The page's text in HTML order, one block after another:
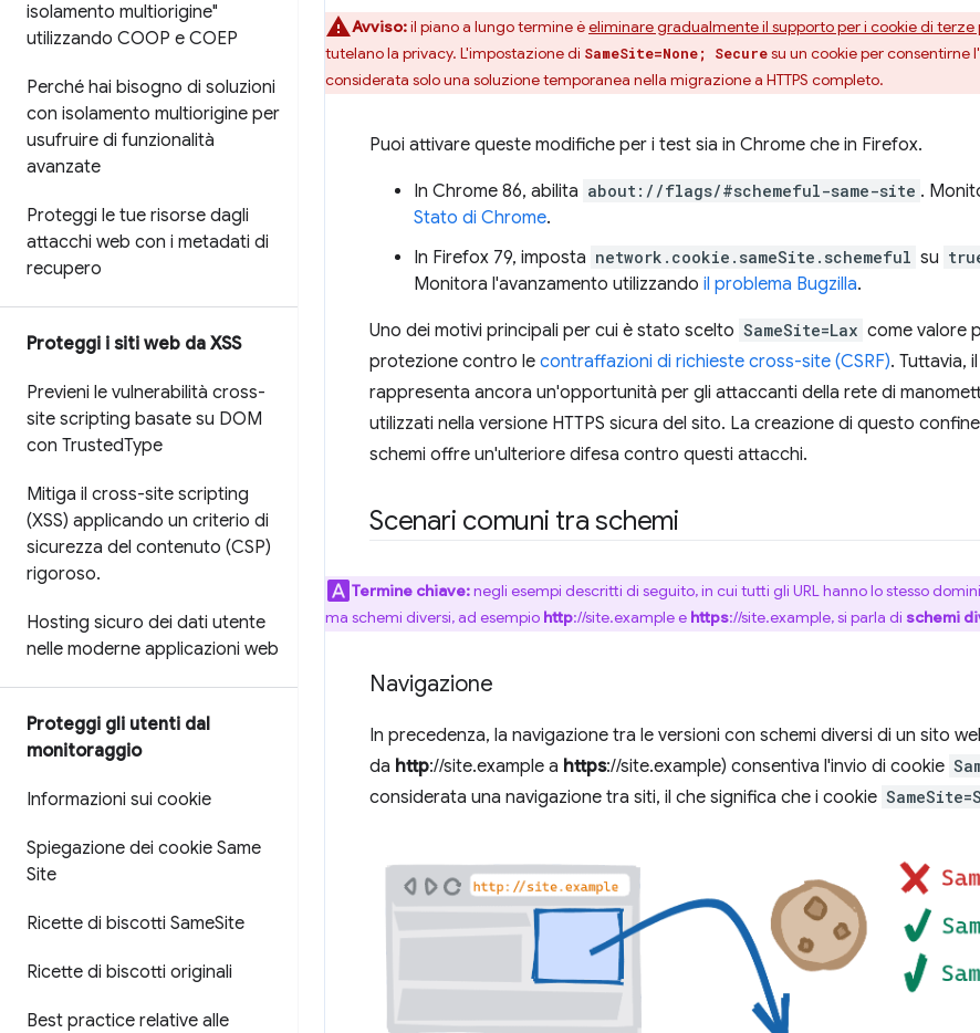
isolamento multiorigine"
utilizzando COOP e COEP
Perché hai bisogno di soluzioni
con isolamento multiorigine per
usufruire di funzionalità
avanzate
Proteggi le tue risorse dagli
attacchi web con i metadati di
recupero
Proteggi i siti web da XSS
Previeni le vulnerabilità cross-
site scripting basate su DOM
con TrustedType
Mitiga il cross-site scripting
(XSS) applicando un criterio di
sicurezza del contenuto (CSP)
rigoroso.
Hosting sicuro dei dati utente
nelle moderne applicazioni web
Proteggi gli utenti dal
monitoraggio
Informazioni sui cookie
Spiegazione dei cookie Same
Site
Ricette di biscotti SameSite
Ricette di biscotti originali
Best practice relative alle
Avviso:il piano a lungo termine èeliminare gradualmente il supporto per i cookie di terze
tutelano la privacy. L'impostazione di SameSite=None; Securesu un cookie per consentirne
considerata solo una soluzione temporanea nella migrazione a HTTPS completo.
Puoi attivare queste modifiche per i test sia in Chrome che in Firefox.
In Chrome 86, abilita about://flags/#schemeful-same-site .
Stato di Chrome.
In Firefox 79, imposta network.cookie.sameSite.schemeful su
Monitora l'avanzamento utilizzando il problema Bugzilla.
Uno dei motivi principali per cui è stato scelto SameSite=Lax come valore
protezione contro le contraffazioni di richieste cross-site (CSRF). Tuttavia,
rappresenta ancora un'opportunità per gli attaccanti della rete di
utilizzati nella versione HTTPS sicura del sito. La creazione di questo
schemi offre un'ulteriore difesa contro questi attacchi.
Scenari comuni tra schemi
Termine chiave:negli esempi descritti di seguito, in cui tutti gli URL hanno lo stesso
ma schemi diversi, ad esempio http://site.example e https://site.example, si parla di schemi
Navigazione
In precedenza, la navigazione tra le versioni con schemi diversi di un sito
da http://site.example a https://site.example) consentiva l'invio di cookie
considerata una navigazione tra siti, il che significa che i cookie